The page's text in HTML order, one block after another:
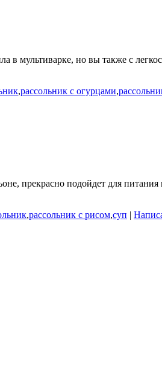
в мультиварке, но вы также с
,рассольник с огурцами,
прекрасно подойдет для
,рассольник с рисом,суп |